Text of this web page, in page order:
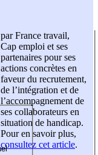
par France travail,
Cap emploi et ses
partenaires pour ses
actions concrètes en
faveur du recrutement,
de l’intégration et de
l’accompagnement de
ses collaborateurs en
situation de handicap.
Pour en savoir plus,
consultez cet article.